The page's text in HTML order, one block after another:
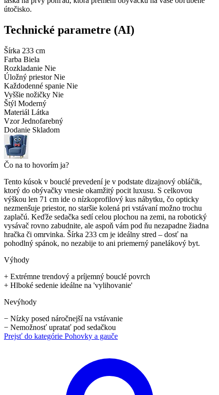
útočisko.
Technické parametre (AI)
Šírka 233 cm
Farba Biela
Rozkladanie Nie
Úložný priestor Nie
Každodenné spanie Nie
Vyššie nožičky Nie
Štýl Moderný
Materiál Látka
Vzor Jednofarebný
Dodanie Skladom
Čo na to hovorím ja?
Tento kúsok v bouclé prevedení je v podstate dizajnový obláčik,
ktorý do obývačky vnesie okamžitý pocit luxusu. S celkovou
výškou len 71 cm ide o nízkoprofilový kus nábytku, čo opticky
nezmenšuje priestor, no staršie kolená pri vstávaní možno trochu
zaplačú. Keďže sedačka sedí celou plochou na zemi, na robotický
vysávač rovno zabudnite, ale aspoň vám pod ňu nezapadne žiadna
hračka či omrvinka. Šírka 233 cm je ideálny stred – dosť na
pohodlný spánok, no nezabije to ani priemerný panelákový byt.
Výhody
+ Extrémne trendový a príjemný bouclé povrch
+ Hlboké sedenie ideálne na 'vylihovanie'
Nevýhody
− Nízky posed náročnejší na vstávanie
− Nemožnosť upratať pod sedačkou
Prejsť do kategórie Pohovky a gauče